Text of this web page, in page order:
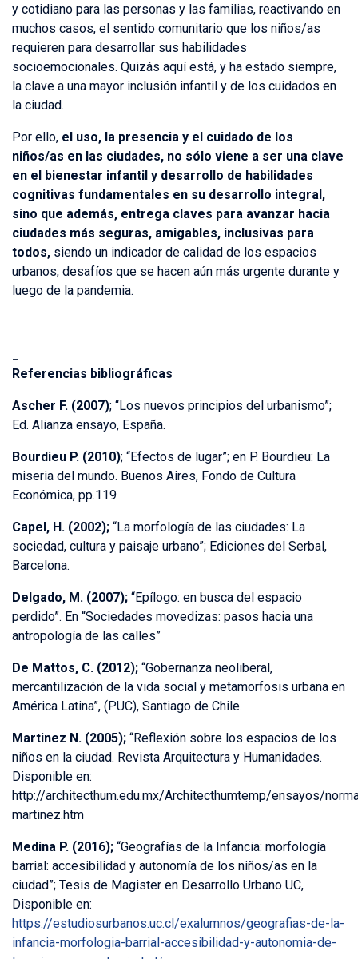
y cotidiano para las personas y las familias, reactivando en
muchos casos, el sentido comunitario que los niños/as
requieren para desarrollar sus habilidades
socioemocionales. Quizás aquí está, y ha estado siempre,
la clave a una mayor inclusión infantil y de los cuidados en
la ciudad.
Por ello, el uso, la presencia y el cuidado de los
niños/as en las ciudades, no sólo viene a ser una clave
en el bienestar infantil y desarrollo de habilidades
cognitivas fundamentales en su desarrollo integral,
sino que además, entrega claves para avanzar hacia
ciudades más seguras, amigables, inclusivas para
todos, siendo un indicador de calidad de los espacios
urbanos, desafíos que se hacen aún más urgente durante y
luego de la pandemia.
Referencias bibliográficas
Ascher F. (2007); “Los nuevos principios del urbanismo”;
Ed. Alianza ensayo, España.
Bourdieu P. (2010); “Efectos de lugar”; en P. Bourdieu: La
miseria del mundo. Buenos Aires, Fondo de Cultura
Económica, pp.119
Capel, H. (2002); “La morfología de las ciudades: La
sociedad, cultura y paisaje urbano”; Ediciones del Serbal,
Barcelona.
Delgado, M. (2007); “Epílogo: en busca del espacio
perdido”. En “Sociedades movedizas: pasos hacia una
antropología de las calles”
De Mattos, C. (2012); “Gobernanza neoliberal,
mercantilización de la vida social y metamorfosis urbana en
América Latina”, (PUC), Santiago de Chile.
Martinez N. (2005); “Reflexión sobre los espacios de los
niños en la ciudad. Revista Arquitectura y Humanidades.
Disponible en:
http://architecthum.edu.mx/Architecthumtemp/ensayos/
martinez.htm
Medina P. (2016); “Geografías de la Infancia: morfología
barrial: accesibilidad y autonomía de los niños/as en la
ciudad”; Tesis de Magister en Desarrollo Urbano UC,
Disponible en:
https://estudiosurbanos.uc.cl/exalumnos/geografias-de-la-
infancia-morfologia-barrial-accesibilidad-y-autonomia-de-